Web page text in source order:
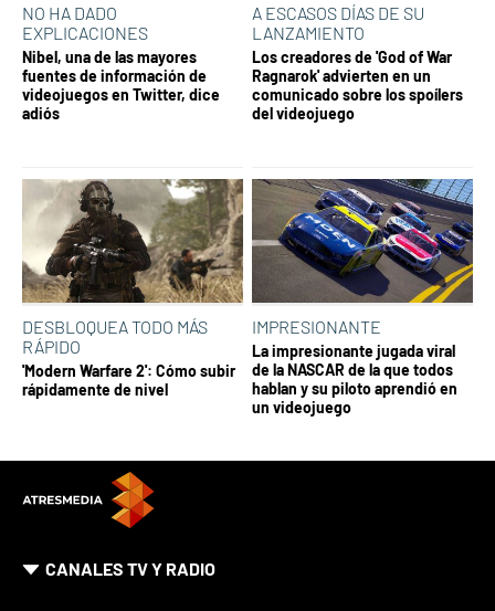
NO HA DADO
EXPLICACIONES
Nibel, una de las mayores
fuentes de información de
videojuegos en Twitter, dice
adiós
A ESCASOS DÍAS DE SU
LANZAMIENTO
Los creadores de 'God of War
Ragnarok' advierten en un
comunicado sobre los spoílers
del videojuego
DESBLOQUEA TODO MÁS
RÁPIDO
'Modern Warfare 2': Cómo subir
rápidamente de nivel
IMPRESIONANTE
La impresionante jugada viral
de la NASCAR de la que todos
hablan y su piloto aprendió en
un videojuego
CANALES TV Y RADIO